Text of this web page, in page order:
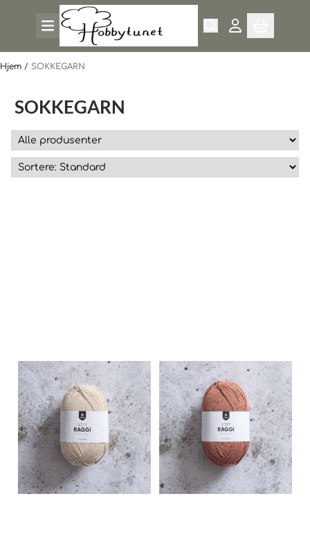
Hopp til innhold
Hjem / SOKKEGARN
SOKKEGARN